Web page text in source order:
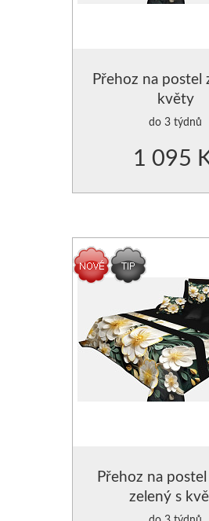
Přehoz na postel
květy
do 3 týdnů
1 095
Přehoz na
zelený s